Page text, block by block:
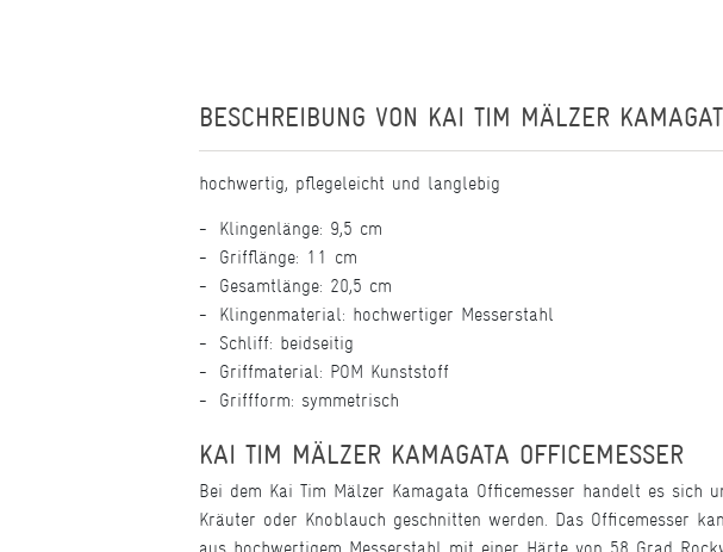
BESCHREIBUNG VON KAI TIM MÄLZER
hochwertig, pflegeleicht und langlebig
Klingenlänge: 9,5 cm
Grifflänge: 11 cm
Gesamtlänge: 20,5 cm
Klingenmaterial: hochwertiger Messerstahl
Schliff: beidseitig
Griffmaterial: POM Kunststoff
Griffform: symmetrisch
KAI TIM MÄLZER KAMAGATA OFFICEMESSER
Bei dem Kai Tim Mälzer Kamagata Officemesser handelt es sich
Kräuter oder Knoblauch geschnitten werden. Das Officemesser